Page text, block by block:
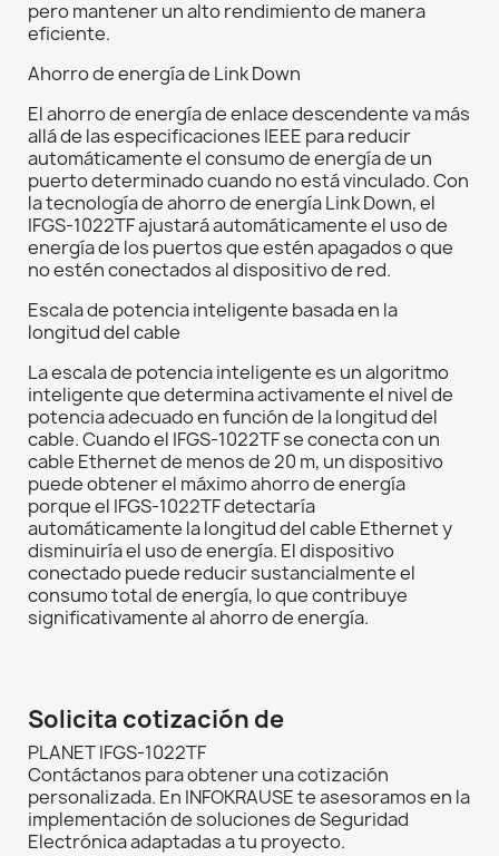
pero mantener un alto rendimiento de manera
eficiente.
Ahorro de energía de Link Down
El ahorro de energía de enlace descendente va más
allá de las especificaciones IEEE para reducir
automáticamente el consumo de energía de un
puerto determinado cuando no está vinculado. Con
la tecnología de ahorro de energía Link Down, el
IFGS-1022TF ajustará automáticamente el uso de
energía de los puertos que estén apagados o que
no estén conectados al dispositivo de red.
Escala de potencia inteligente basada en la
longitud del cable
La escala de potencia inteligente es un algoritmo
inteligente que determina activamente el nivel de
potencia adecuado en función de la longitud del
cable. Cuando el IFGS-1022TF se conecta con un
cable Ethernet de menos de 20 m, un dispositivo
puede obtener el máximo ahorro de energía
porque el IFGS-1022TF detectaría
automáticamente la longitud del cable Ethernet y
disminuiría el uso de energía. El dispositivo
conectado puede reducir sustancialmente el
consumo total de energía, lo que contribuye
significativamente al ahorro de energía.
Solicita cotización de
PLANET IFGS-1022TF
Contáctanos para obtener una cotización
personalizada. En INFOKRAUSE te asesoramos en la
implementación de soluciones de Seguridad
Electrónica adaptadas a tu proyecto.